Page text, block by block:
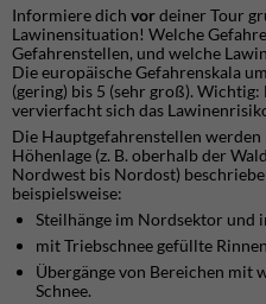
Informiere dich vordeiner Tour
Lawinensituation! Welche
Gefahrenstellen, und welche
Die europäische Gefahrenskala
(gering) bis 5 (sehr groß).
vervierfacht sich das
Die Hauptgefahrenstellen
Höhenlage (z. B. oberhalb der
Nordwest bis Nordost)
beispielsweise:
Steilhänge im Nordsektor und
mit Triebschnee gefüllte
Übergänge von Bereichen mit
Schnee.